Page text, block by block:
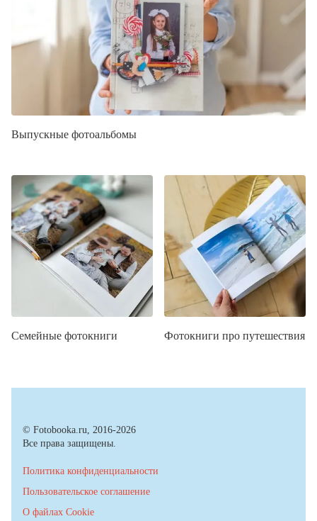
Выпускные фотоальбомы
Семейные фотокниги Фотокниги про путешествия
© Fotobooka.ru, 2016-2026
Все права защищены.
Политика конфиденциальности
Пользовательское соглашение
О файлах Cookie